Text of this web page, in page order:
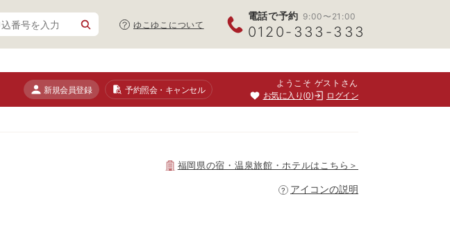
ゆこゆこについて
電話で予約 9:00〜21:00
0120-333-333
新規会員登録 予約照会・キャンセル
ようこそ ゲストさん
お気に入り 0 ログイン
福岡県の宿・温泉旅館・ホテルはこちら＞
アイコンの説明